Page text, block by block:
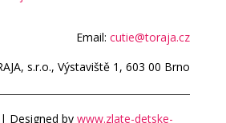
Email:cutie@toraja.cz
s.r.o., Výstaviště 1, 603 00 Brno
Designed by www.zlate-detske-